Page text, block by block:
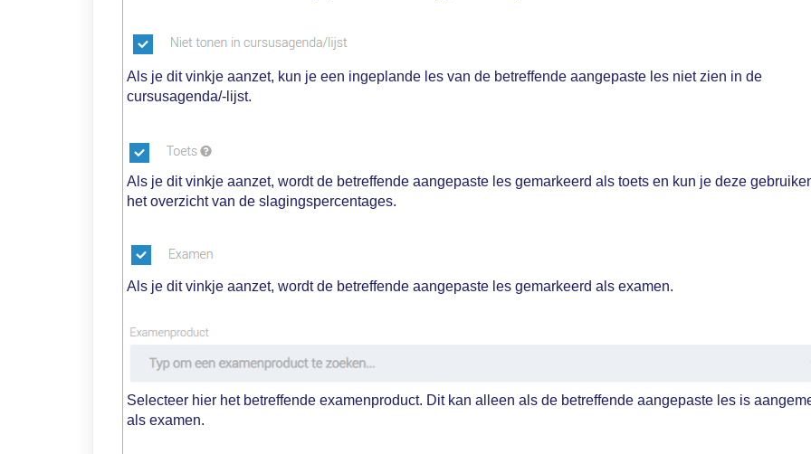
Als je dit vinkje aanzet, kun je een ingeplande les van de betreffende aangepaste les niet zien in de
cursusagenda/-lijst.
Als je dit vinkje aanzet, wordt de betreffende aangepaste les gemarkeerd als toets en kun je deze
het overzicht van de slagingspercentages.
Als je dit vinkje aanzet, wordt de betreffende aangepaste les gemarkeerd als examen.
Selecteer hier het betreffende examenproduct. Dit kan alleen als de betreffende aangepaste les is
als examen.